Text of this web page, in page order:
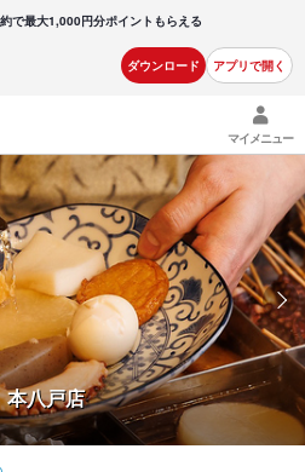
で最大1,000円分ポイントもらえる
ダウンロード アプリで開く
マイメニュー
八戸店